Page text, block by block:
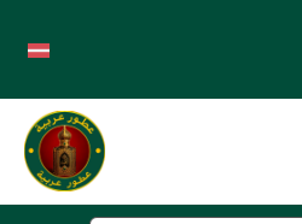
content